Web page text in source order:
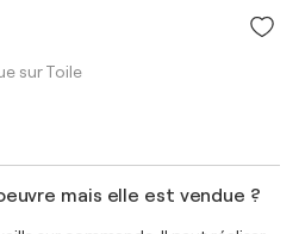
sur Toile
mais elle est vendue ?